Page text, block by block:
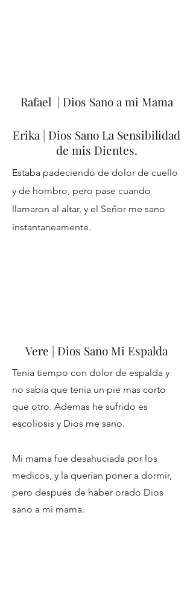
Rafael | Dios Sano a mi Mama
Erika | Dios Sano La Sensibilidad
de mis Dientes.
Estaba padeciendo de dolor de cuello
y de hombro, pero pase cuando
llamaron al altar, y el Señor me sano
instantaneamente.
Vere | Dios Sano Mi Espalda
Tenia tiempo con dolor de espalda y
no sabia que tenia un pie mas corto
que otro. Ademas he sufrido es
escoliosis y Dios me sano.
Mi mama fue desahuciada por los
medicos, y la querían poner a dormir,
pero después de haber orado Dios
sano a mi mama.